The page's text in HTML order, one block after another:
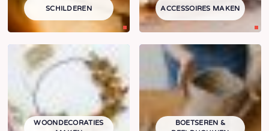
SCHILDEREN ACCESSOIRES MAKEN
WOONDECORATIES
BOETSEREN &